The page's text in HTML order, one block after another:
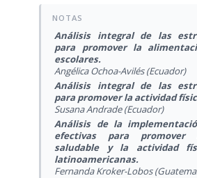
Análisis integral de las
para promover la
escolares.
Angélica Ochoa-Avilés (Ecuador)
Análisis integral de las
para promover la actividad
Susana Andrade (Ecuador)
Análisis de la
efectivas para promover
saludable y la actividad
latinoamericanas.
Fernanda Kroker-Lobos